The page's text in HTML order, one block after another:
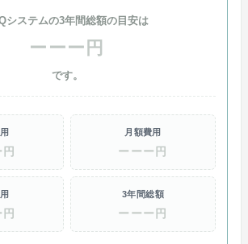
システムの3年間総額の目安は
ーーー円
です。
月額費用
ーーー円
3年間総額
ーーー円